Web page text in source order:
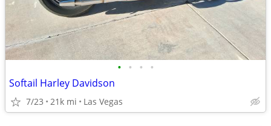
• • • •
Softail Harley Davidson
7/23 21k mi Las Vegas